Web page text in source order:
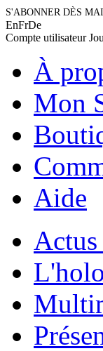
S'ABONNER DÈS
EnFrDe
Compte utilisateur
À
Mon
Aide
Actus